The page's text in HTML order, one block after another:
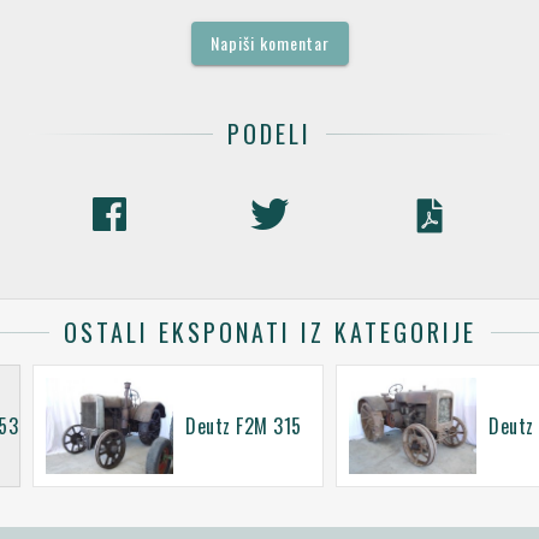
Napiši komentar
PODELI
OSTALI EKSPONATI IZ KATEGORIJE
Deutz F2M 315 Deutz